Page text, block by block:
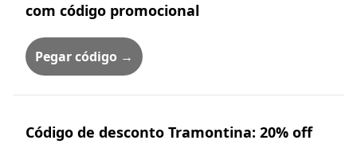
com código promocional
Pegar código →
Código de desconto Tramontina: 20% off